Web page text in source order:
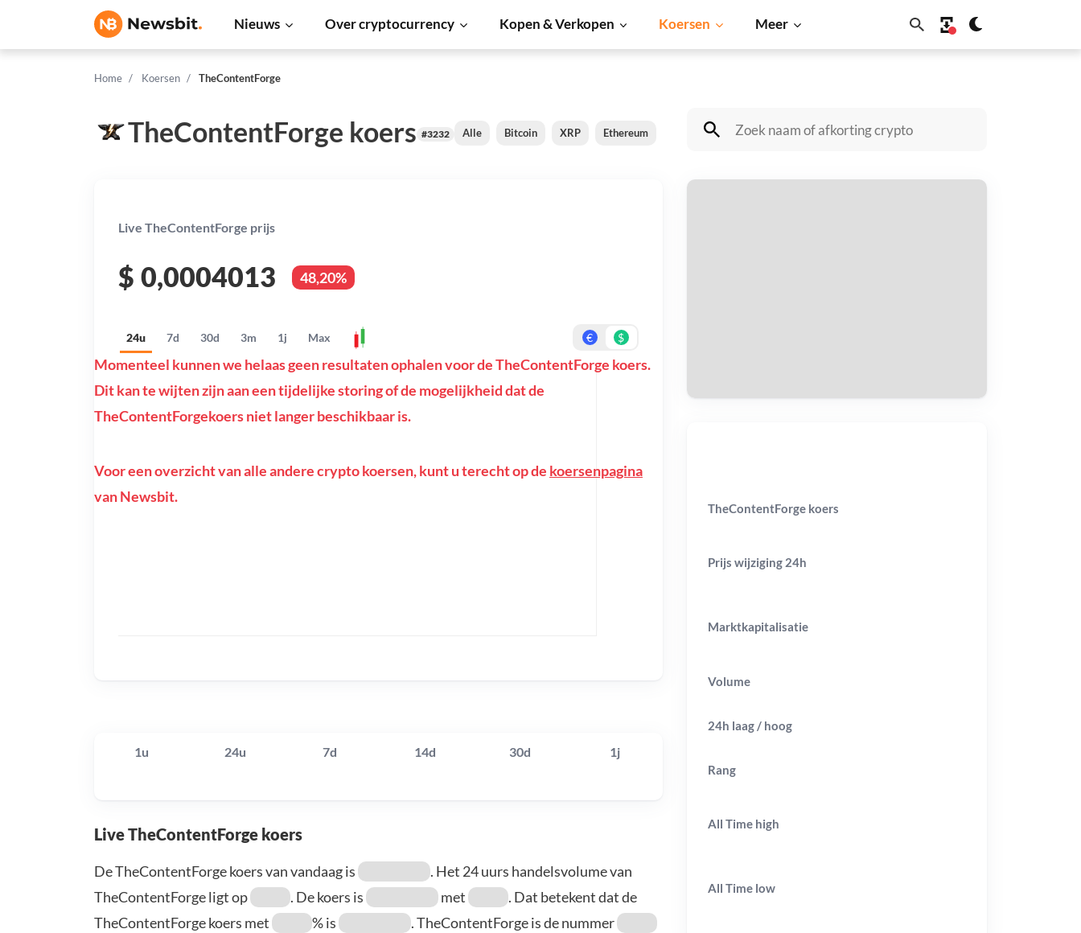
Nieuws Over cryptocurrency Kopen & Verkopen Koersen Meer
Home Koersen TheContentForge
TheContentForge koers #3232 Alle Bitcoin XRP Ethereum Cardano Shiba Inu Dogecoin Solana
Live TheContentForge prijs
$ 0,0004013 48,20%
24u 7d 30d 3m 1j Max € $
Momenteel kunnen we helaas geen resultaten ophalen voor de TheContentForge koers.
Dit kan te wijten zijn aan een tijdelijke storing of de mogelijkheid dat de
TheContentForgekoers niet langer beschikbaar is.
Voor een overzicht van alle andere crypto koersen, kunt u terecht op de koersenpagina
van Newsbit.
1u 24u 7d 14d 30d 1j
Live TheContentForge koers
De TheContentForge koers van vandaag is
. Het 24 uurs handelsvolume van
TheContentForge ligt op
. De koers is met
. Dat betekent dat de
TheContentForge koers met
% is
. TheContentForge is de nummer
TheContentForge koers
Prijs wijziging 24h
Marktkapitalisatie
Volume
24h laag / hoog
Rang
All Time high
All Time low